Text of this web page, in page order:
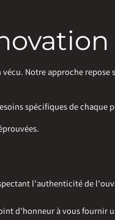
Notre approche
spécifiques de chaque
l’authenticité de
d’honneur à vous